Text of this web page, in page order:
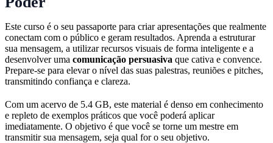
Este curso é o seu passaporte para criar apresentações que realmente
conectam com o público e geram resultados. Aprenda a estruturar
sua mensagem, a utilizar recursos visuais de forma inteligente e a
desenvolver uma comunicação persuasiva que cativa e convence.
Prepare-se para elevar o nível das suas palestras, reuniões e pitches,
transmitindo confiança e clareza.
Com um acervo de 5.4 GB, este material é denso em conhecimento
e repleto de exemplos práticos que você poderá aplicar
imediatamente. O objetivo é que você se torne um mestre em
transmitir sua mensagem, seja qual for o seu objetivo.